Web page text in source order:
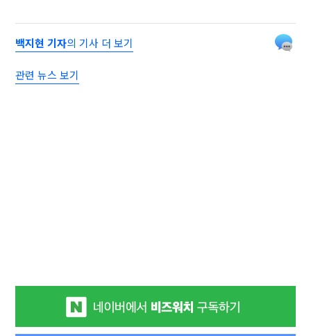
백지현 기자의 기사 더 보기
관련 뉴스 보기